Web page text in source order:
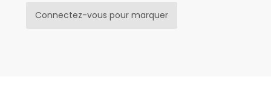
Connectez-vous pour marquer